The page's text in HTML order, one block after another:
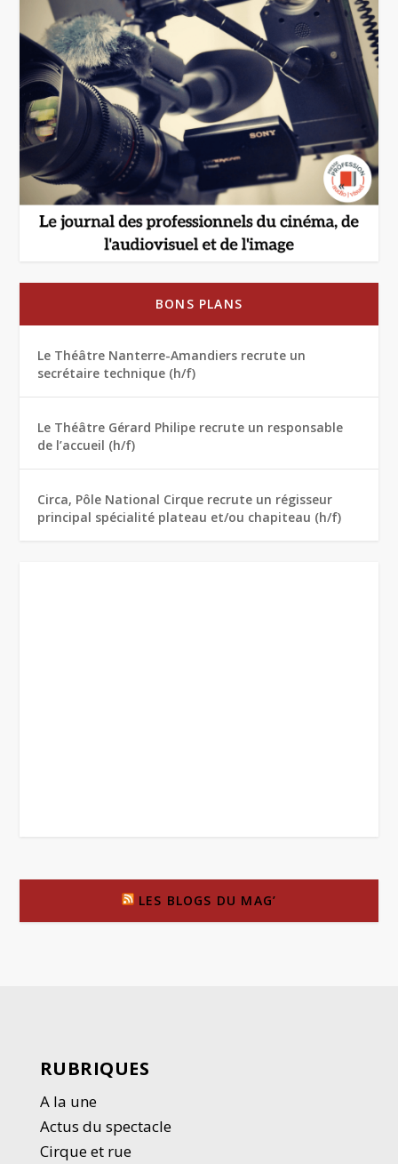
BONS PLANS
Le Théâtre Nanterre-Amandiers recrute un
secrétaire technique (h/f)
Le Théâtre Gérard Philipe recrute un responsable
de l’accueil (h/f)
Circa, Pôle National Cirque recrute un régisseur
principal spécialité plateau et/ou chapiteau (h/f)
LES BLOGS DU MAG’
RUBRIQUES
A la une
Actus du spectacle
Cirque et rue